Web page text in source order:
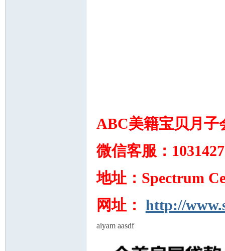
ABC美籍宝贝月子
微信客服：
地址：Spectrum
网址： http://
aiyam aasdf